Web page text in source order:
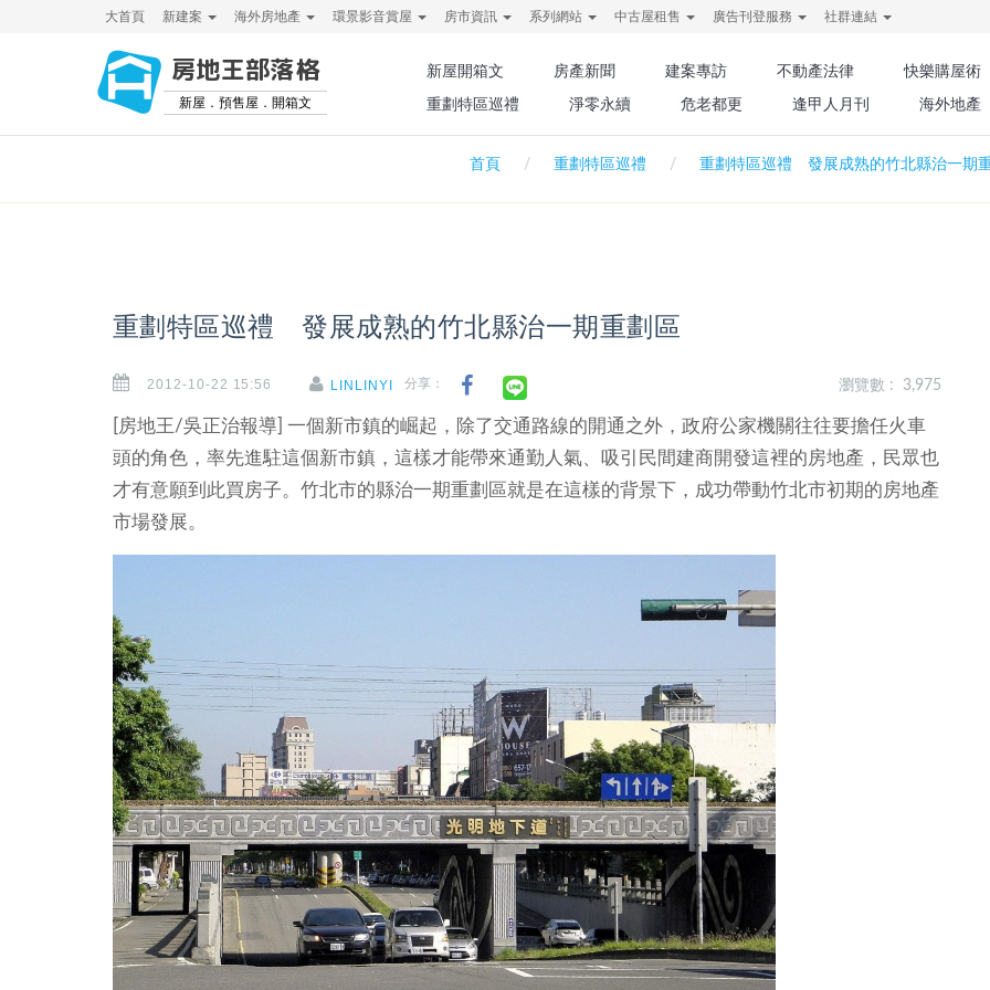
大首頁 新建案 海外房地產 環景影音賞屋 房市資訊 系列網站 中古屋租售 廣告刊登服務 社群連結
房地王部落格
新屋．預售屋．開箱文
新屋開箱文 房產新聞 建案專訪 不動產法律
快樂購屋術
重劃特區巡禮
淨零永續 危老都更 逢甲人月刊 海外地產
首頁 重劃特區巡禮 重劃特區巡禮 發展成熟的竹北縣治一期
重劃特區巡禮 發展成熟的竹北縣治一期重劃區
2012-10-22 15:56 LINLINYI 分享： 瀏覽數 : 3,975
[房地王/吳正治報導] 一個新市鎮的崛起，除了交通路線的開通之外，政府公家機關往往要擔任火車
頭的角色，率先進駐這個新市鎮，這樣才能帶來通勤人氣、吸引民間建商開發這裡的房地產，民眾也
才有意願到此買房子。竹北市的縣治一期重劃區就是在這樣的背景下，成功帶動竹北市初期的房地產
市場發展。